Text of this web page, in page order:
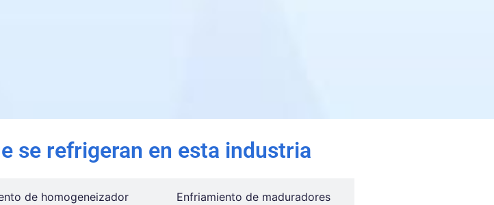
se refrigeran en esta industria
de homogeneizador Enfriamiento de maduradores